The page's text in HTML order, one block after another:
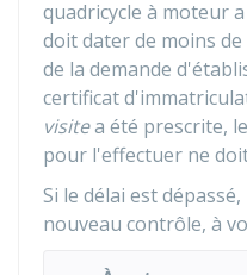
quadricycle à moteur
doit dater de moins
de la demande
certificat
visitea été prescrite,
pour l'effectuer ne
Si le délai est
nouveau contrôle, à